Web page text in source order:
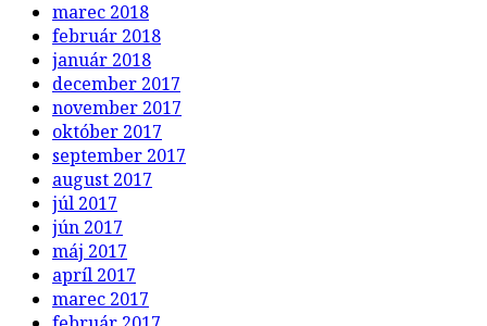
marec 2018
február 2018
január 2018
december 2017
november 2017
október 2017
september 2017
august 2017
júl 2017
jún 2017
máj 2017
apríl 2017
marec 2017